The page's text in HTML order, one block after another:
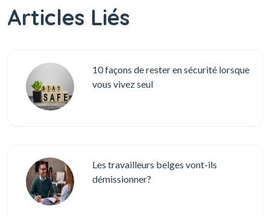
Articles Liés
10 façons de rester en sécurité lorsque
vous vivez seul
Les travailleurs belges vont-ils
démissionner?